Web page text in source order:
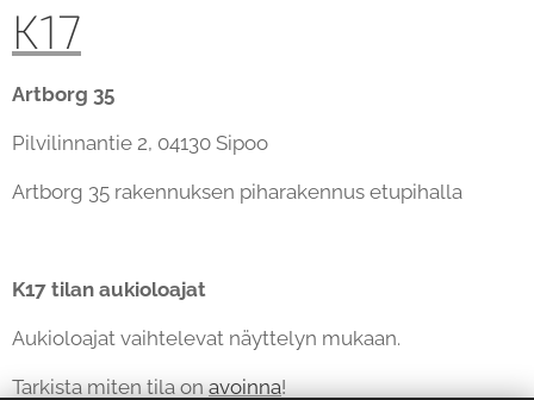
K17
Artborg 35
Pilvilinnantie 2, 04130 Sipoo
Artborg 35 rakennuksen piharakennus etupihalla
K17 tilan aukioloajat
Aukioloajat vaihtelevat näyttelyn mukaan.
Tarkista miten tila onavoinna!